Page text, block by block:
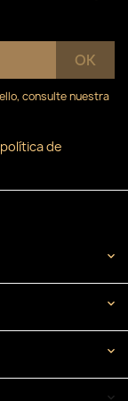
consulte nuestra
de



keyboard_arrow_down